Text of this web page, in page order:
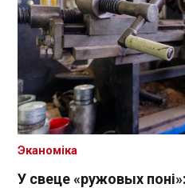
У свеце «ружовых
Эканоміка